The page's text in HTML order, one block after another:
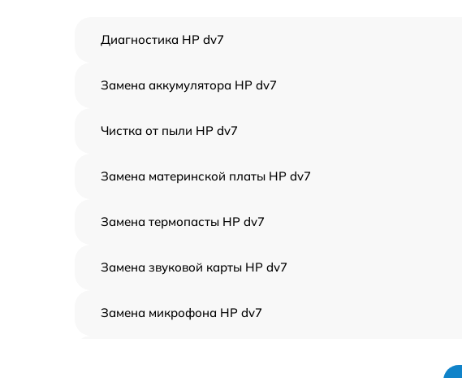
Диагностика HP dv7
Замена аккумулятора HP dv7
Чистка от пыли HP dv7
Замена материнской платы HP dv7
Замена термопасты HP dv7
Замена звуковой карты HP dv7
Замена микрофона HP dv7